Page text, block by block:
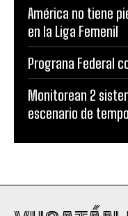
América no tiene
en la Liga Femenil
Prograna Federal
Monitorean 2
escenario de